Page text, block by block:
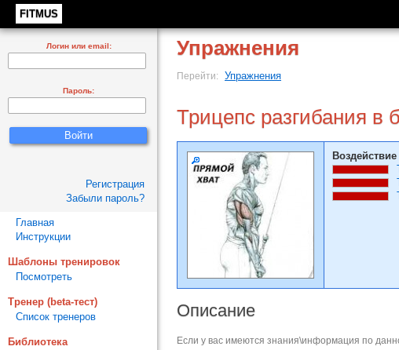
FITMUS
Упражнения
Перейти: Упражнения
Трицепс разгибания
Описание
Если у вас имеются знания\информация по
Логин или email:
Пароль:
Регистрация
Забыли пароль?
Главная
Инструкции
Шаблоны тренировок
Посмотреть
Тренер (beta-тест)
Список тренеров
Библиотека